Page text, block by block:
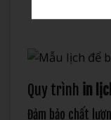
Quy trình in
Đảm bảo chất